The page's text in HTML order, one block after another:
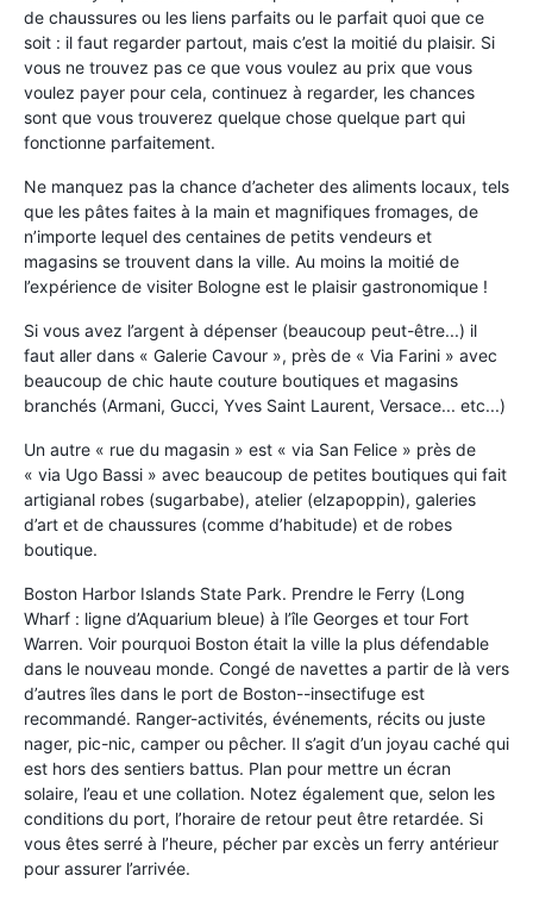
de chaussures ou les liens parfaits ou le parfait quoi que ce
soit : il faut regarder partout, mais c’est la moitié du plaisir. Si
vous ne trouvez pas ce que vous voulez au prix que vous
voulez payer pour cela, continuez à regarder, les chances
sont que vous trouverez quelque chose quelque part qui
fonctionne parfaitement.
Ne manquez pas la chance d’acheter des aliments locaux, tels
que les pâtes faites à la main et magnifiques fromages, de
n’importe lequel des centaines de petits vendeurs et
magasins se trouvent dans la ville. Au moins la moitié de
l’expérience de visiter Bologne est le plaisir gastronomique !
Si vous avez l’argent à dépenser (beaucoup peut-être...) il
faut aller dans « Galerie Cavour », près de « Via Farini » avec
beaucoup de chic haute couture boutiques et magasins
branchés (Armani, Gucci, Yves Saint Laurent, Versace... etc...)
Un autre « rue du magasin » est « via San Felice » près de
« via Ugo Bassi » avec beaucoup de petites boutiques qui fait
artigianal robes (sugarbabe), atelier (elzapoppin), galeries
d’art et de chaussures (comme d’habitude) et de robes
boutique.
Boston Harbor Islands State Park. Prendre le Ferry (Long
Wharf : ligne d’Aquarium bleue) à l’île Georges et tour Fort
Warren. Voir pourquoi Boston était la ville la plus défendable
dans le nouveau monde. Congé de navettes a partir de là vers
d’autres îles dans le port de Boston--insectifuge est
recommandé. Ranger-activités, événements, récits ou juste
nager, pic-nic, camper ou pêcher. Il s’agit d’un joyau caché qui
est hors des sentiers battus. Plan pour mettre un écran
solaire, l’eau et une collation. Notez également que, selon les
conditions du port, l’horaire de retour peut être retardée. Si
vous êtes serré à l’heure, pécher par excès un ferry antérieur
pour assurer l’arrivée.